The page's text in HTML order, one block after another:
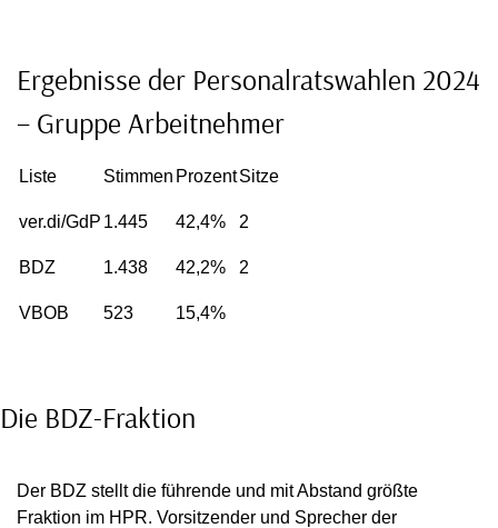
Ergebnisse der Personalratswahlen 2024
– Gruppe Arbeitnehmer
Liste Stimmen ProzentSitze
ver.di/GdP 1.445 42,4% 2
BDZ 1.438 42,2% 2
VBOB 523 15,4%
Die BDZ-Fraktion
Der BDZ stellt die führende und mit Abstand größte
Fraktion im HPR. Vorsitzender und Sprecher der